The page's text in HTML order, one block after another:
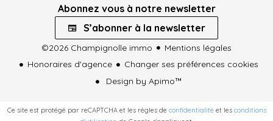
Abonnez vous à notre newsletter
S’abonner à la newsletter
©2026 Champignolle immo
Mentions légales
Honoraires d'agence
Changer ses préférences cookies
Design by Apimo™
Ce site est protégé par reCAPTCHA et les règles de confidentialité et les conditions